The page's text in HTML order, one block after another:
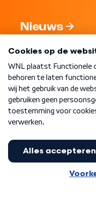
Nieuws
Nieuwsbrief
Word Lid